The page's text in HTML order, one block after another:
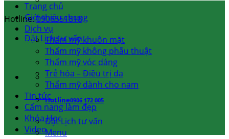
Hotline:0906551818
Đặt Lịch tư vấn
Hotline0906 172 005
Đặt Lịch tư vấn
Menu
Trang chủ
Giới thiệu chung
Dịch vụ
Thẩm mỹ khuôn mặt
Thẩm mỹ không phẫu thuật
Thẩm mỹ vóc dáng
Trẻ hóa – Điều trị da
Thẩm mỹ dành cho nam
Tin tức
Cẩm nang làm đẹp
Khóa Học
Video